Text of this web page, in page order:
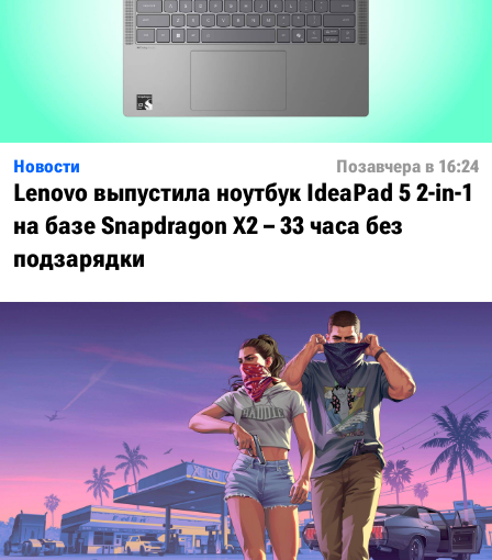
Новости Позавчера в 16:24
Lenovo выпустила ноутбук IdeaPad 5 2-in-1
на базе Snapdragon X2 – 33 часа без
подзарядки